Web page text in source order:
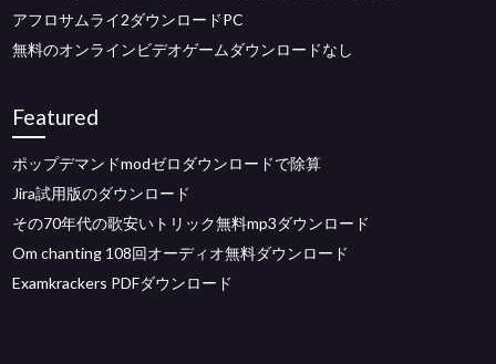
アフロサムライ2ダウンロードPC
無料のオンラインビデオゲームダウンロードなし
Featured
ポップデマンドmodゼロダウンロードで除算
Jira試用版のダウンロード
その70年代の歌安いトリック無料mp3ダウンロード
Om chanting 108回オーディオ無料ダウンロード
Examkrackers PDFダウンロード